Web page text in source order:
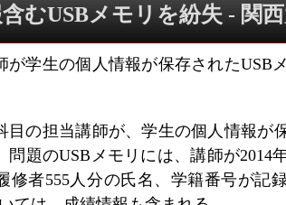
むUSBメモリを紛失 - 関
が学生の個人情報が保存されたUSB
目の担当講師が、学生の個人情報が
問題のUSBメモリには、講師が2014
修者555人分の氏名、学籍番号が記